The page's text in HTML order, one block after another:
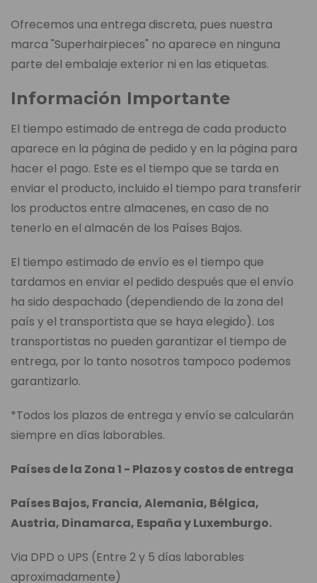
Ofrecemos una entrega discreta, pues nuestra
marca "Superhairpieces" no aparece en ninguna
parte del embalaje exterior ni en las etiquetas.
Información Importante
El tiempo estimado de entrega de cada producto
aparece en la página de pedido y en la página para
hacer el pago. Este es el tiempo que se tarda en
enviar el producto, incluido el tiempo para transferir
los productos entre almacenes, en caso de no
tenerlo en el almacén de los Países Bajos.
El tiempo estimado de envío es el tiempo que
tardamos en enviar el pedido después que el envío
ha sido despachado (dependiendo de la zona del
país y el transportista que se haya elegido). Los
transportistas no pueden garantizar el tiempo de
entrega, por lo tanto nosotros tampoco podemos
garantizarlo.
*Todos los plazos de entrega y envío se calcularán
siempre en días laborables.
Países de la Zona 1 - Plazos y costos de entrega
Países Bajos, Francia, Alemania, Bélgica,
Austria, Dinamarca, España y Luxemburgo.
Via DPD o UPS (Entre 2 y 5 días laborables
aproximadamente)